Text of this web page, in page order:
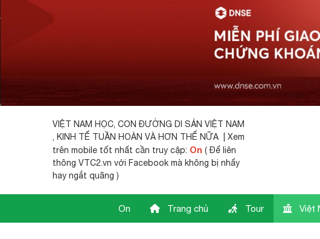
VIỆT NAM HỌC, CON ĐƯỜNG DI SẢN VIỆT NAM
, KINH TẾ TUẦN HOÀN VÀ HƠN THẾ NỮA | Xem
trên mobile tốt nhất cần truy cập: On ( Để liên
thông VTC2.vn với Facebook mà không bị nhẩy
hay ngắt quãng )
On Trang chủ Tour Việt